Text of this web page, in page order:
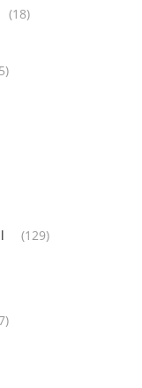
(18)
(129)